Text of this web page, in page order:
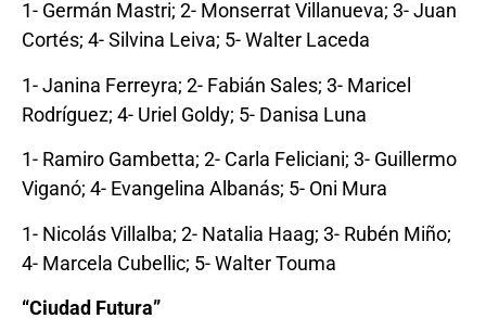
1- Germán Mastri; 2- Monserrat Villanueva; 3- Juan
Cortés; 4- Silvina Leiva; 5- Walter Laceda
1- Janina Ferreyra; 2- Fabián Sales; 3- Maricel
Rodríguez; 4- Uriel Goldy; 5- Danisa Luna
1- Ramiro Gambetta; 2- Carla Feliciani; 3- Guillermo
Viganó; 4- Evangelina Albanás; 5- Oni Mura
1- Nicolás Villalba; 2- Natalia Haag; 3- Rubén Miño;
4- Marcela Cubellic; 5- Walter Touma
“Ciudad Futura”